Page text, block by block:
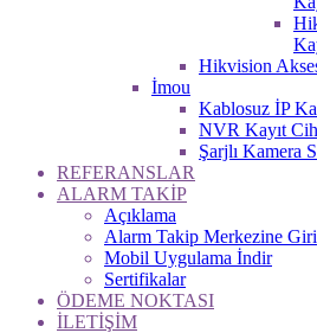
Hikvision
İmou
Kablosuz İP
NVR Kayıt
Şarjlı Kamera
REFERANSLAR
ALARM TAKİP
Açıklama
Alarm Takip Merkezine
Mobil Uygulama İndir
Sertifikalar
ÖDEME NOKTASI
İLETİŞİM